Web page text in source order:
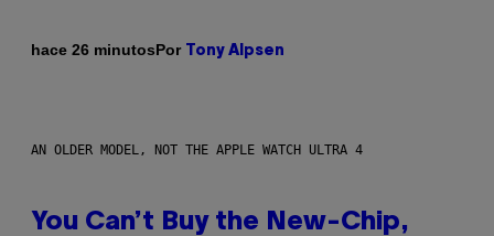
hace 26 minutosPor Tony Alpsen
AN OLDER MODEL, NOT THE APPLE WATCH ULTRA 4
You Can’t Buy the New-Chip,